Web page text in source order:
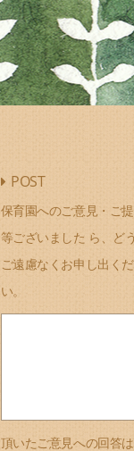
POST
保育園へのご意見・ご
等ございました ら、ど
ご遠慮なくお申し出く
い。
頂いたご意見への回答